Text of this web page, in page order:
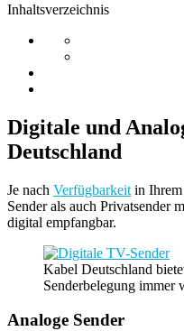
Inhaltsverzeichnis
Digitale und
Deutschland
Je nach Verfügbarkeit in
Sender als auch Privatsender
digital empfangbar.
Kabel Deutschland
Senderbelegung immer
Analoge Sender